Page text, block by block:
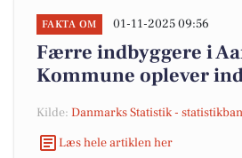
FAKTA OM 01-11-2025 09:56
Færre indbyggere i
Kommune oplever
Kilde: Danmarks Statistik -
Læs hele artiklen her